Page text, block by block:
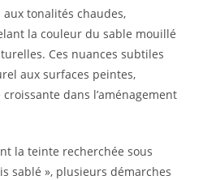
tonalités chaudes,
la couleur du sable mouillé
Ces nuances subtiles
aux surfaces peintes,
dans l’aménagement
la teinte recherchée sous
sablé », plusieurs démarches